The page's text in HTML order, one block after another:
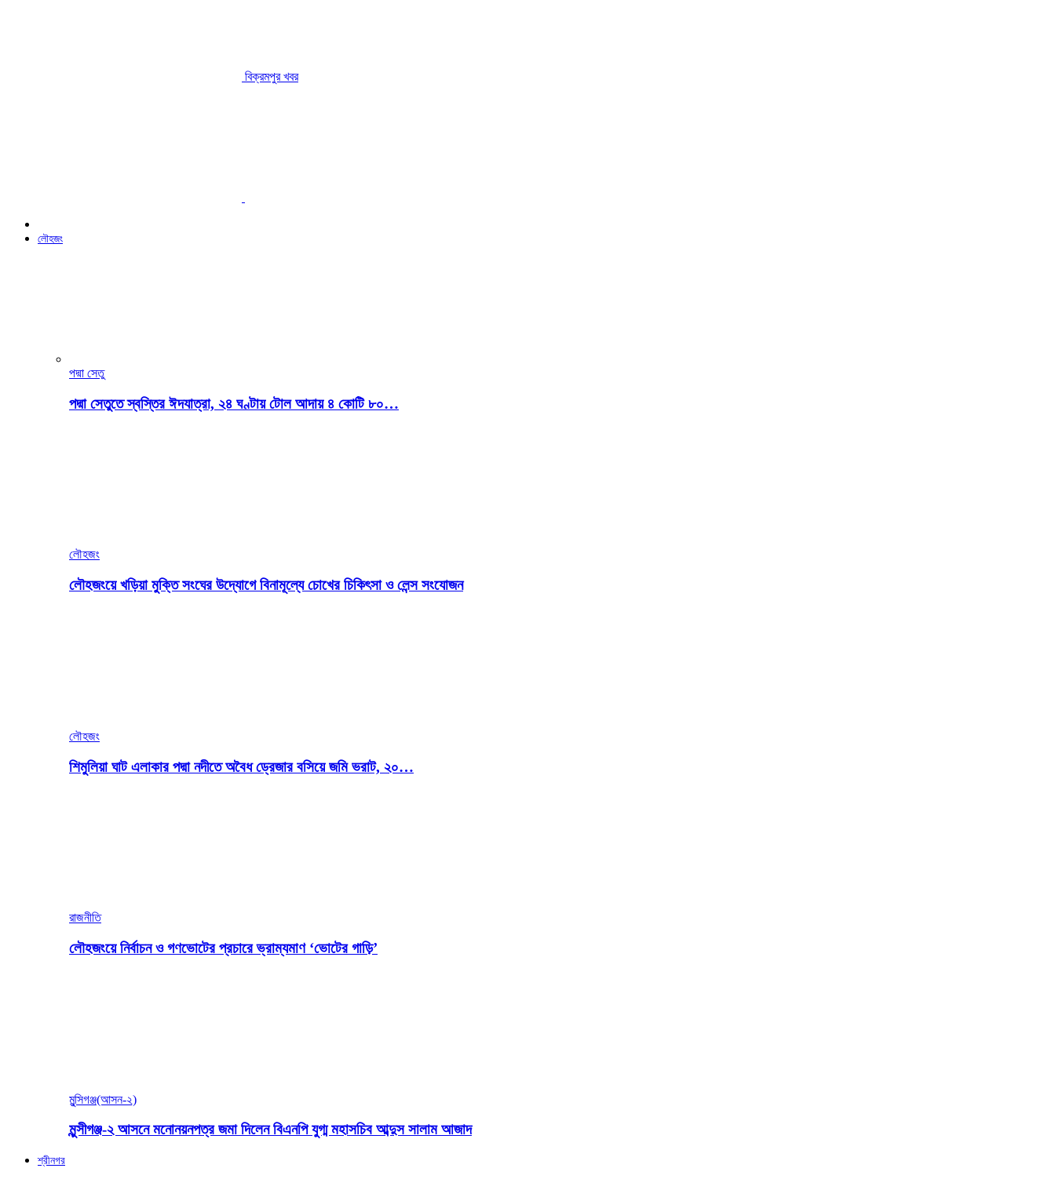
বিক্রমপুর খবর
লৌহজং
পদ্মা সেতু
পদ্মা সেতুতে স্বস্তির ঈদযাত্রা, ২৪ ঘণ্টায় টোল আদায় ৪ কোটি ৮০…
লৌহজং
লৌহজংয়ে খড়িয়া মুক্তি সংঘের উদ্যোগে বিনামূল্যে চোখের চিকিৎসা ও লেন্স সংযোজন
লৌহজং
শিমুলিয়া ঘাট এলাকার পদ্মা নদীতে অবৈধ ড্রেজার বসিয়ে জমি ভরাট, ২০…
রাজনীতি
লৌহজংয়ে নির্বাচন ও গণভোটের প্রচারে ভ্রাম্যমাণ ‘ভোটের গাড়ি’
মুন্সিগঞ্জ(আসন-২)
মুন্সীগঞ্জ-২ আসনে মনোনয়নপত্র জমা দিলেন বিএনপি যুগ্ম মহাসচিব আব্দুস সালাম আজাদ
শ্রীনগর